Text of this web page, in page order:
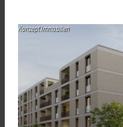
Konzept Immobilien